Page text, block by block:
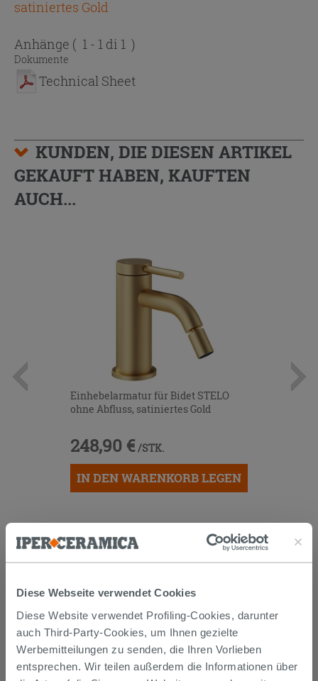
Diese Webseite verwendet Cookies
Diese Website verwendet Profiling-Cookies, darunter
auch Third-Party-Cookies, um Ihnen gezielte
Werbemitteilungen zu senden, die Ihren Vorlieben
entsprechen. Wir teilen außerdem die Informationen über
satiniertes Gold
Anhänge ( 1 - 1 di 1 )
Dokumente
Technical Sheet
KUNDEN, DIE DIESEN ARTIKEL
GEKAUFT HABEN, KAUFTEN
AUCH...
Einhebelarmatur für Bidet STELO
ohne Abfluss, satiniertes Gold
248,90 € /STK.
IN DEN WARENKORB LEGEN
Versand